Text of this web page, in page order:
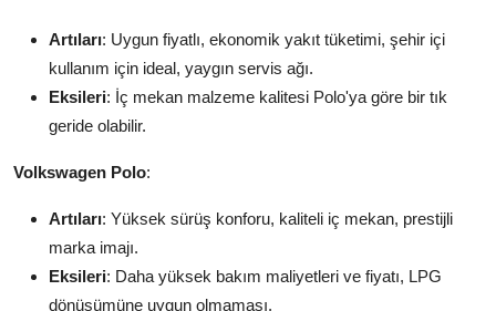
Artıları: Uygun fiyatlı, ekonomik yakıt tüketimi, şehir içi
kullanım için ideal, yaygın servis ağı.
Eksileri: İç mekan malzeme kalitesi Polo'ya göre bir tık
geride olabilir.
Volkswagen Polo:
Artıları: Yüksek sürüş konforu, kaliteli iç mekan, prestijli
marka imajı.
Eksileri: Daha yüksek bakım maliyetleri ve fiyatı, LPG
dönüşümüne uygun olmaması.